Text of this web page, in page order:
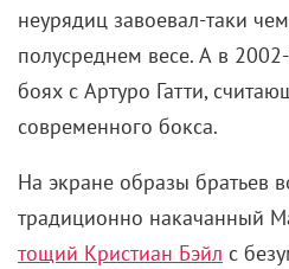
неурядиц завоевал-таки
полусреднем весе. А в
боях с Артуро Гатти,
современного бокса.
На экране образы братьев
традиционно накачанный
тощий Кристиан Бэйл с